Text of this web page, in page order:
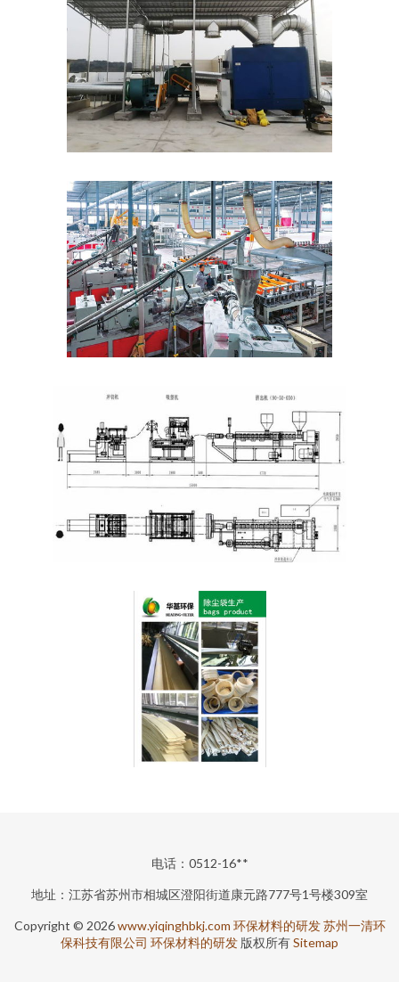
电话：0512-16**
地址：江苏省苏州市相城区澄阳街道康元路777号1号楼309室
Copyright © 2026www.yiqinghbkj.com 环保材料的研发 苏州一清环
保科技有限公司 环保材料的研发 版权所有Sitemap